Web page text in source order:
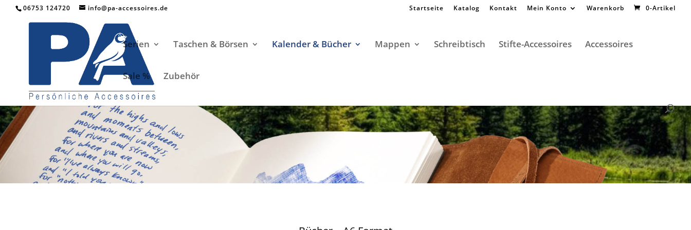
06753 124720 info@pa-accessoires.de Startseite Katalog Kontakt Mein Konto Warenkorb 0-Artikel
Serien Taschen & Börsen Kalender & Bücher Mappen Schreibtisch Stifte-Accessoires Accessoires
Sale % Zubehör